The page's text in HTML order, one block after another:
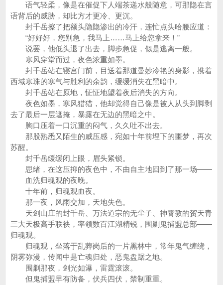
语气轻柔，像是在催促下人端茶递水般随意，可那隐在言
语背后的威胁，却比方才更冷、更沉。
封千岳擦了把额头隐隐渗出的冷汗，连忙点头哈腰应道：
“好好好，您别急，我马上……马上给您拿来！”
说罢，他低头退了出去，脚步急促，似是逃离一般。
寒风穿堂而过，夜色浓重如墨。
封千岳站在寝宫门前，目送着那道曼妙冷艳的身影，携着
西域寒珠的寒气与胜利的余韵，缓缓消失在黑暗中。
封千岳站在原地，怔怔地望着夜后消失的方向。
夜色如墨，寒风猎猎，他却觉得自己像是被人从头到脚剥
去了最后一层遮掩，暴露在无边的黑暗之中。
胸口压着一口沉重的闷气，久久吐不出去。
那股熟悉又陌生的威压感，宛如十年前埋下的噩梦，再次
苏醒。
封千岳缓缓闭上眼，眉头紧锁。
思绪，在这压抑的夜色中，不由自主地回到了那一场——
血洗归魂观的夜晚。
十年前，归魂观血夜。
那一夜，风雨交加，天地失色。
天剑山庄的封千岳、万法道宗的无尘子、神霄教的贺天青
三大天极高手联袂，率领数百江湖精锐，围剿鬼捕盟总部——
归魂观。
归魂观，坐落于乱葬岗后的一片黑林中，常年鬼气缠绕，
阴雾弥漫，传闻中是亡魂归处，恶鬼盘踞之地。
围剿那夜，剑光如瀑，雷霆滚滚。
但鬼捕盟早有防备，伏兵四伏，禁制重重。